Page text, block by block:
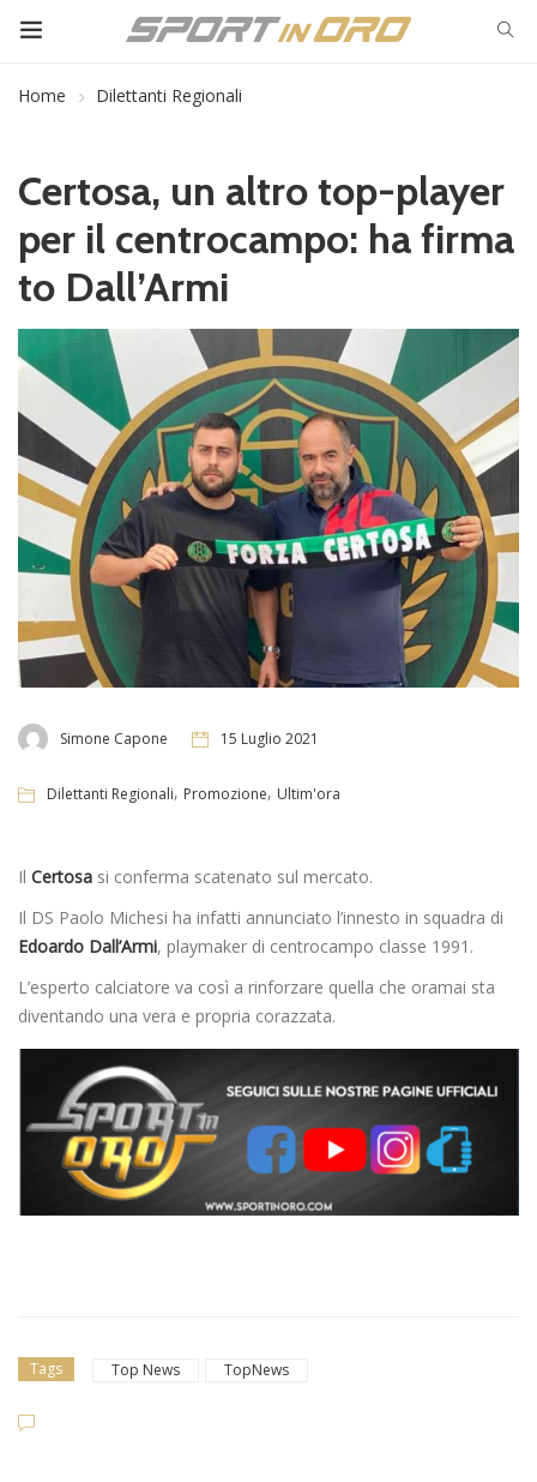
Home Dilettanti Regionali
Certosa, un altro top-player
per il centrocampo: ha firma
to Dall’Armi
Simone Capone 15 Luglio 2021
Dilettanti Regionali, Promozione, Ultim'ora
Il Certosa si conferma scatenato sul mercato.
Il DS Paolo Michesi ha infatti annunciato l’innesto in squadra di
Edoardo Dall’Armi, playmaker di centrocampo classe 1991.
L’esperto calciatore va così a rinforzare quella che oramai sta
diventando una vera e propria corazzata.
Tags Top News TopNews